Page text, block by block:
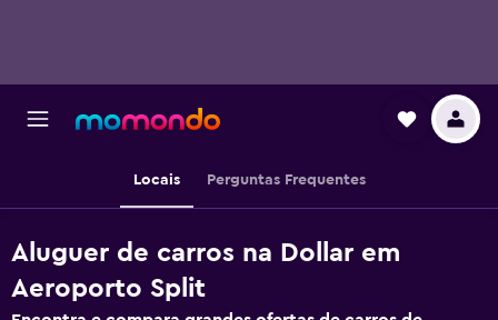
Locais Perguntas Frequentes
Aluguer de carros na Dollar em
Aeroporto Split